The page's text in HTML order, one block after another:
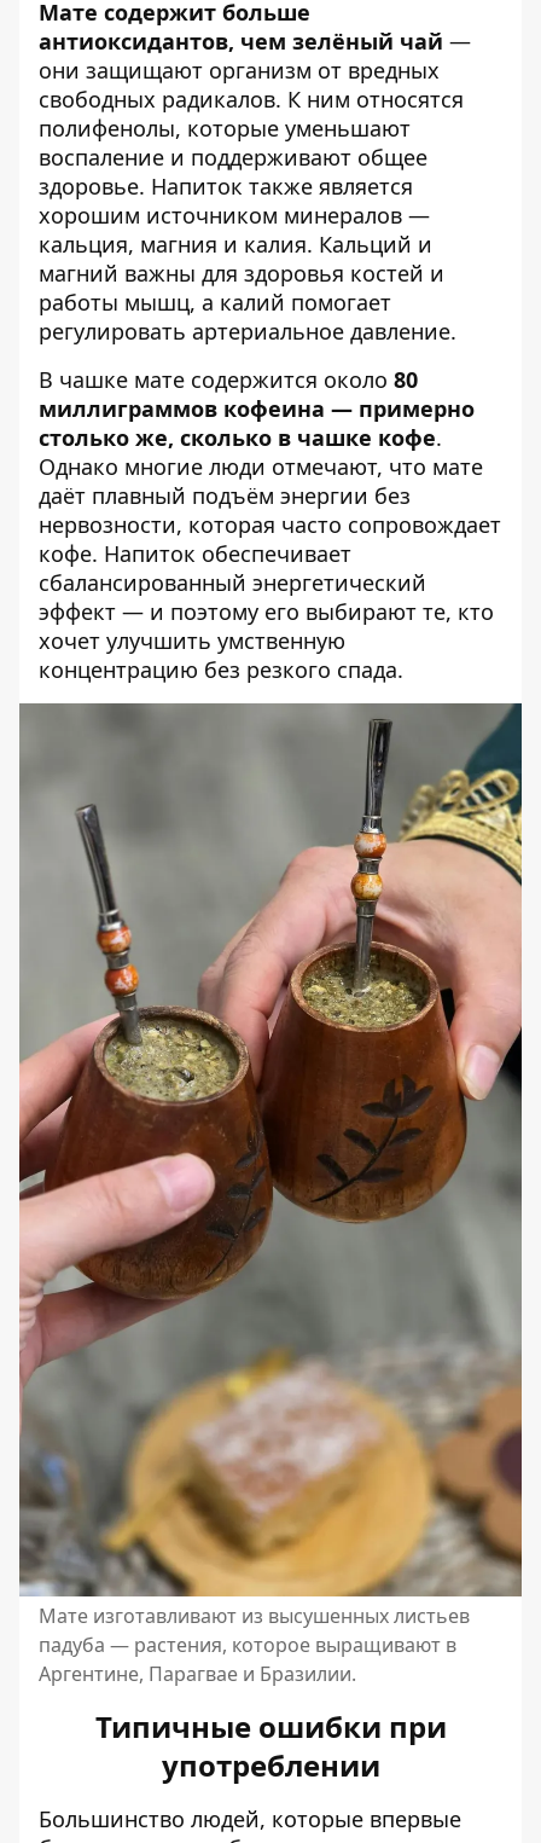
Мате содержит больше
антиоксидантов, чем зелёный чай —
они защищают организм от вредных
свободных радикалов. К ним относятся
полифенолы, которые уменьшают
воспаление и поддерживают общее
здоровье. Напиток также является
хорошим источником минералов —
кальция, магния и калия. Кальций и
магний важны для здоровья костей и
работы мышц, а калий помогает
регулировать артериальное давление.
В чашке мате содержится около 80
миллиграммов кофеина — примерно
столько же, сколько в чашке кофе.
Однако многие люди отмечают, что мате
даёт плавный подъём энергии без
нервозности, которая часто сопровождает
кофе. Напиток обеспечивает
сбалансированный энергетический
эффект — и поэтому его выбирают те, кто
хочет улучшить умственную
концентрацию без резкого спада.
Мате изготавливают из высушенных листьев
падуба — растения, которое выращивают в
Аргентине, Парагвае и Бразилии.
Типичные ошибки при
употреблении
Большинство людей, которые впервые